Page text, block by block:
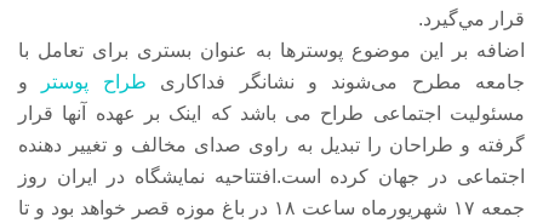
قرار مي‌گيرد.
اضافه بر این موضوع پوسترها به عنوان بستری برای تعامل با
جامعه مطرح می‌شوند و نشانگر فداکاری طراح پوستر
و
مسئولیت اجتماعی طراح می باشد که اینک بر عهده آنها قرار
گرفته و طراحان را تبدیل به راوی صدای مخالف ‌و تغییر دهنده
اجتماعی در جهان کرده است.افتتاحیه نمایشگاه در ایران روز
جمعه ۱۷ شهریورماه ساعت ۱۸ در باغ موزه قصر خواهد بود و تا